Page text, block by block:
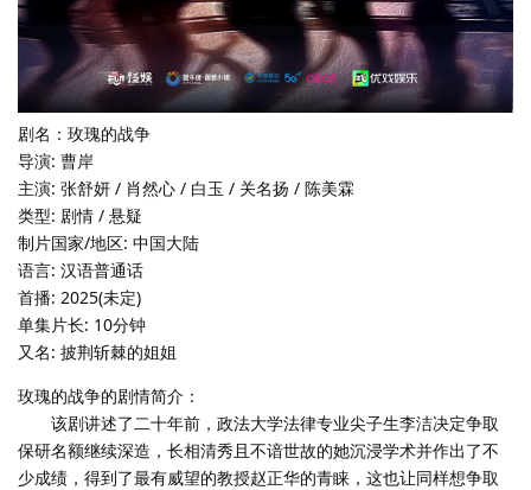
剧名：玫瑰的战争
导演: 曹岸
主演: 张舒妍 / 肖然心 / 白玉 / 关名扬 / 陈美霖
类型: 剧情 / 悬疑
制片国家/地区: 中国大陆
语言: 汉语普通话
首播: 2025(未定)
单集片长: 10分钟
又名: 披荆斩棘的姐姐
玫瑰的战争的剧情简介：
该剧讲述了二十年前，政法大学法律专业尖子生李洁决定争取
保研名额继续深造，长相清秀且不谙世故的她沉浸学术并作出了不
少成绩，得到了最有威望的教授赵正华的青睐，这也让同样想争取